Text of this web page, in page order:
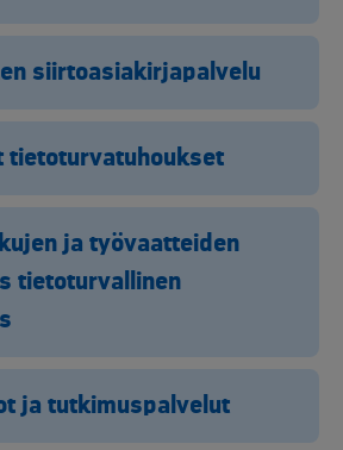
siirtoasiakirjapalvelu
tietoturvatuhoukset
ja työvaatteiden
tietoturvallinen
ja tutkimuspalvelut